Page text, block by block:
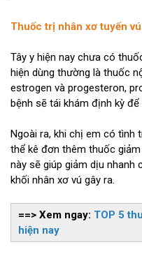
Thuốc trị nhân xơ tuyến vú
Tây y hiện nay chưa có
hiện dùng thường là thuốc
estrogen và progesteron,
bệnh sẽ tái khám định kỳ
Ngoài ra, khi chị em có tình
thể kê đơn thêm thuốc
này sẽ giúp giảm dịu
khối nhân xơ vú gây ra.
==> Xem ngay: TOP 5
hiện nay